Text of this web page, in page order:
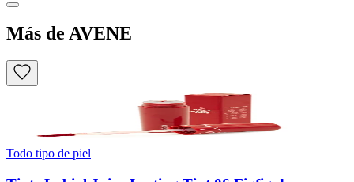
Más de AVENE
Todo tipo de piel